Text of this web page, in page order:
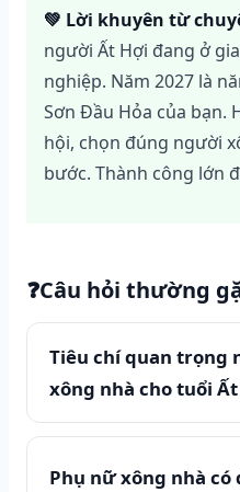
💚 Lời khuyên từ
người Ất Hợi đang ở
nghiệp. Năm 2027 là
Sơn Đầu Hỏa của bạn.
hội, chọn đúng người
bước. Thành công lớn
❓Câu hỏi thường
Tiêu chí quan trọng
xông nhà cho tuổi Ất
Phụ nữ xông nhà có